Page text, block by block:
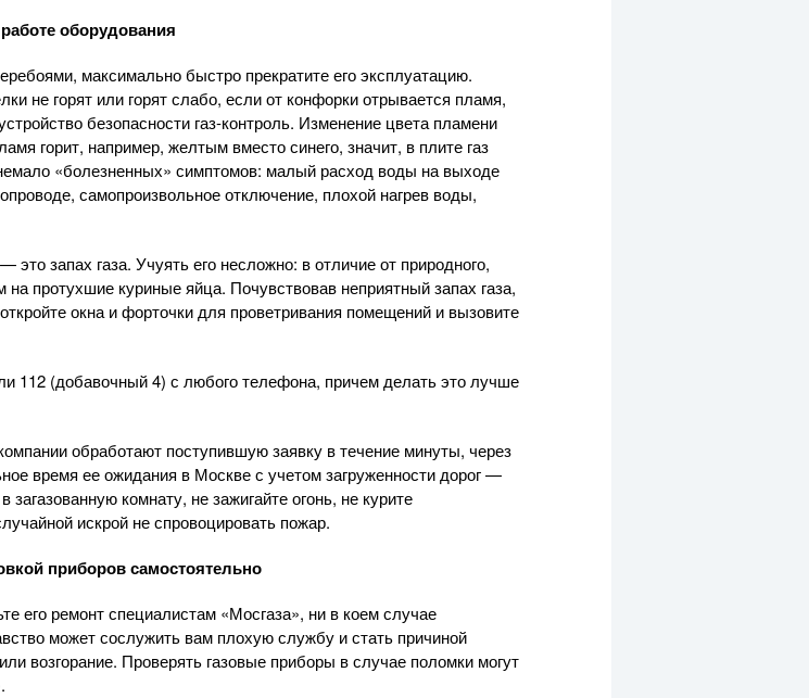
оборудования
максимально быстро прекратите его эксплуатацию.
не горят или горят слабо, если от конфорки отрывается пламя,
безопасности газ-контроль. Изменение цвета пламени
горит, например, желтым вместо синего, значит, в плите газ
«болезненных» симптомов: малый расход воды на выходе
самопроизвольное отключение, плохой нагрев воды,
запах газа. Учуять его несложно: в отличие от природного,
протухшие куриные яйца. Почувствовав неприятный запах газа,
окна и форточки для проветривания помещений и вызовите
112 (добавочный 4) с любого телефона, причем делать это лучше
обработают поступившую заявку в течение минуты, через
время ее ожидания в Москве с учетом загруженности дорог —
комнату, не зажигайте огонь, не курите
искрой не спровоцировать пожар.
приборов самостоятельно
его ремонт специалистам «Мосгаза», ни в коем случае
может сослужить вам плохую службу и стать причиной
возгорание. Проверять газовые приборы в случае поломки могут